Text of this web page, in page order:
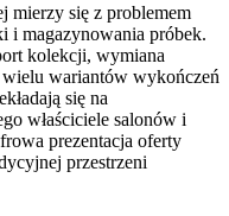
mierzy się z problemem
i magazynowania próbek.
kolekcji, wymiana
wielu wariantów wykończeń
się na
właściciele salonów i
prezentacja oferty
przestrzeni